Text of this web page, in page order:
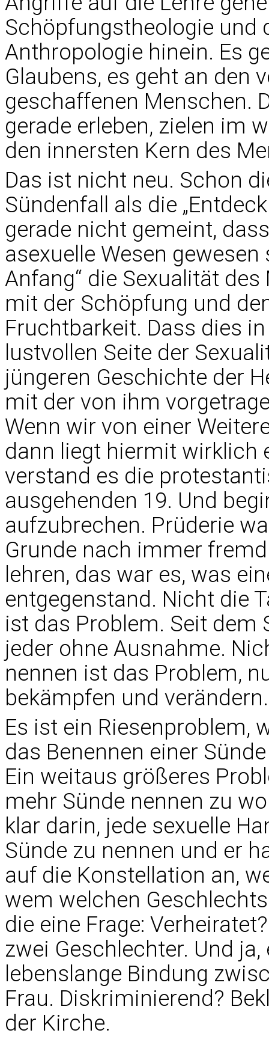
Schöpfungstheologie
Anthropologie hinein. Es
Glaubens, es geht an den
geschaffenen Menschen.
gerade erleben, zielen im
den innersten Kern des
Das ist nicht neu. Schon
Sündenfall als die
gerade nicht gemeint,
asexuelle Wesen
Anfang“ die Sexualität
mit der Schöpfung und
Fruchtbarkeit. Dass dies
lustvollen Seite der
jüngeren Geschichte der
mit der von ihm
Wenn wir von einer
dann liegt hiermit wirklich
verstand es die
ausgehenden 19. Und
aufzubrechen. Prüderie
Grunde nach immer
lehren, das war es, was
entgegenstand. Nicht die
ist das Problem. Seit dem
jeder ohne Ausnahme.
nennen ist das Problem,
bekämpfen und verändern.
Es ist ein Riesenproblem,
das Benennen einer
Ein weitaus größeres
mehr Sünde nennen zu
klar darin, jede sexuelle
Sünde zu nennen und er
auf die Konstellation an,
wem welchen
die eine Frage:
zwei Geschlechter. Und
lebenslange Bindung
Frau. Diskriminierend?
der Kirche.